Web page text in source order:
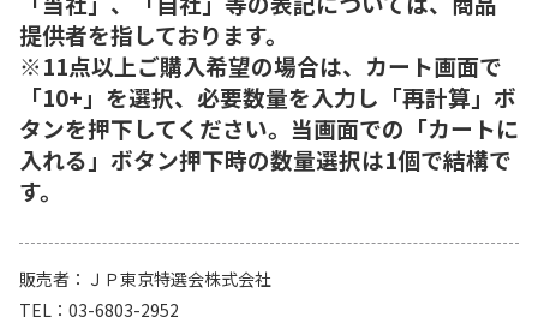
提供者を指しております。
※11点以上ご購入希望の場合は、カート画面で
「10+」を選択、必要数量を入力し「再計算」ボ
タンを押下してください。当画面での「カートに
入れる」ボタン押下時の数量選択は1個で結構で
す。
販売者
ＪＰ東京特選会株式会社
TEL
03-6803-2952